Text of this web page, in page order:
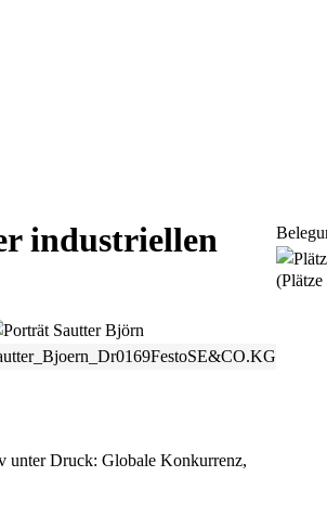
industriellen
unter Druck: Globale Konkurrenz,